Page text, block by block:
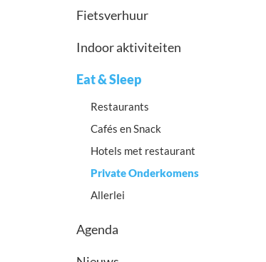
Fietsverhuur
Indoor aktiviteiten
Eat & Sleep
Restaurants
Cafés en Snack
Hotels met restaurant
Private Onderkomens
Allerlei
Agenda